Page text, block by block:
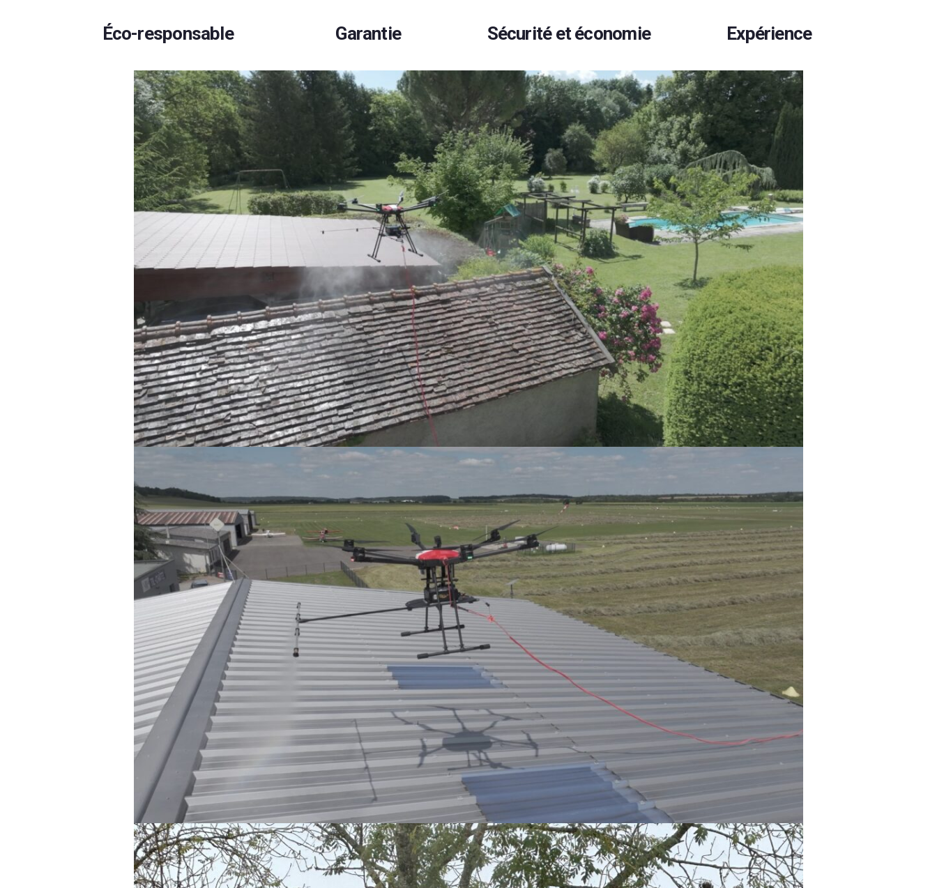
Éco-responsable Garantie Sécurité et économie Expérience